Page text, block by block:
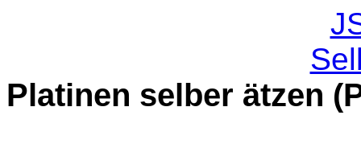
Platinen selber ätzen